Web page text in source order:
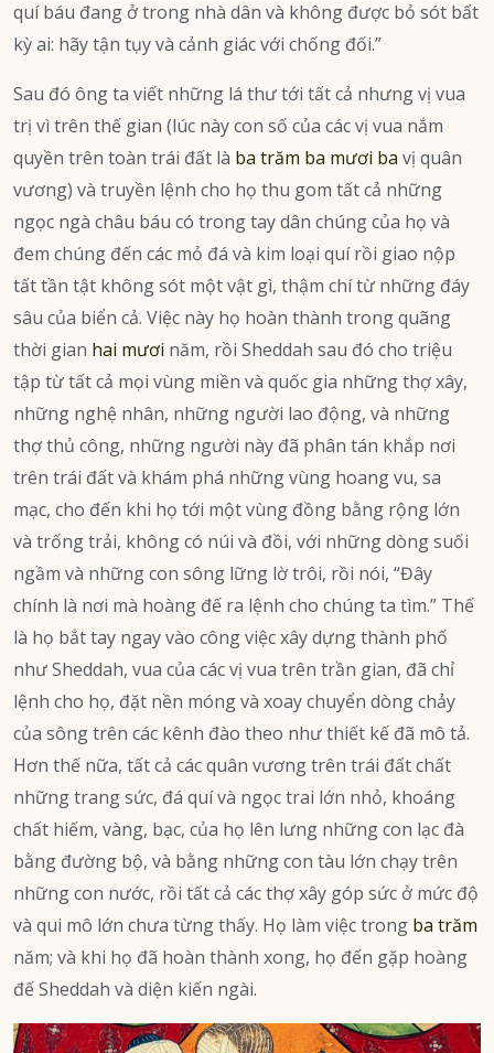
quí báu đang ở trong nhà dân và không được bỏ sót bất
kỳ ai: hãy tận tụy và cảnh giác với chống đối.”
Sau đó ông ta viết những lá thư tới tất cả nhưng vị vua
trị vì trên thế gian (lúc này con số của các vị vua nắm
quyền trên toàn trái đất là ba trăm ba mươi ba vị quân
vương) và truyền lệnh cho họ thu gom tất cả những
ngọc ngà châu báu có trong tay dân chúng của họ và
đem chúng đến các mỏ đá và kim loại quí rồi giao nộp
tất tần tật không sót một vật gì, thậm chí từ những đáy
sâu của biển cả. Việc này họ hoàn thành trong quãng
thời gian hai mươi năm, rồi Sheddah sau đó cho triệu
tập từ tất cả mọi vùng miền và quốc gia những thợ xây,
những nghệ nhân, những người lao động, và những
thợ thủ công, những người này đã phân tán khắp nơi
trên trái đất và khám phá những vùng hoang vu, sa
mạc, cho đến khi họ tới một vùng đồng bằng rộng lớn
và trống trải, không có núi và đồi, với những dòng suối
ngầm và những con sông lững lờ trôi, rồi nói, “Đây
chính là nơi mà hoàng đế ra lệnh cho chúng ta tìm.” Thế
là họ bắt tay ngay vào công việc xây dựng thành phố
như Sheddah, vua của các vị vua trên trần gian, đã chỉ
lệnh cho họ, đặt nền móng và xoay chuyển dòng chảy
của sông trên các kênh đào theo như thiết kế đã mô tả.
Hơn thế nữa, tất cả các quân vương trên trái đất chất
những trang sức, đá quí và ngọc trai lớn nhỏ, khoáng
chất hiếm, vàng, bạc, của họ lên lưng những con lạc đà
bằng đường bộ, và bằng những con tàu lớn chạy trên
những con nước, rồi tất cả các thợ xây góp sức ở mức độ
và qui mô lớn chưa từng thấy. Họ làm việc trong ba trăm
năm; và khi họ đã hoàn thành xong, họ đến gặp hoàng
đế Sheddah và diện kiến ngài.